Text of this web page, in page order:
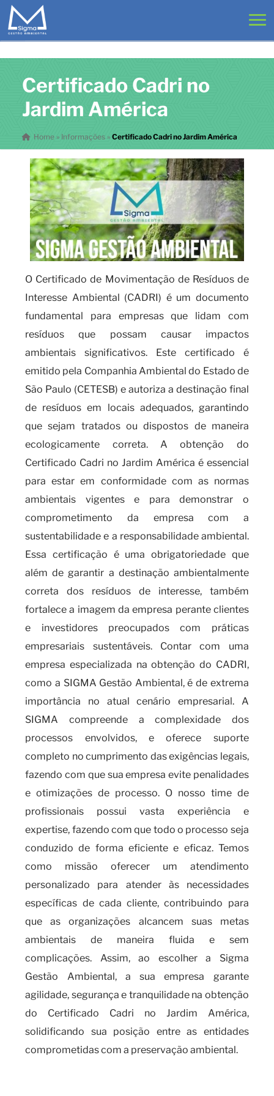
Certificado Cadri no
Jardim América
Home» Informações » Certificado Cadri no Jardim América
O Certificado de Movimentação de Resíduos de
Interesse Ambiental (CADRI) é um documento
fundamental para empresas que lidam com
resíduos que possam causar impactos
ambientais significativos. Este certificado é
emitido pela Companhia Ambiental do Estado de
São Paulo (CETESB) e autoriza a destinação final
de resíduos em locais adequados, garantindo
que sejam tratados ou dispostos de maneira
ecologicamente correta. A obtenção do
Certificado Cadri no Jardim América é essencial
para estar em conformidade com as normas
ambientais vigentes e para demonstrar o
comprometimento da empresa com a
sustentabilidade e a responsabilidade ambiental.
Essa certificação é uma obrigatoriedade que
além de garantir a destinação ambientalmente
correta dos resíduos de interesse, também
fortalece a imagem da empresa perante clientes
e investidores preocupados com práticas
empresariais sustentáveis. Contar com uma
empresa especializada na obtenção do CADRI,
como a SIGMA Gestão Ambiental, é de extrema
importância no atual cenário empresarial. A
SIGMA compreende a complexidade dos
processos envolvidos, e oferece suporte
completo no cumprimento das exigências legais,
fazendo com que sua empresa evite penalidades
e otimizações de processo. O nosso time de
profissionais possui vasta experiência e
expertise, fazendo com que todo o processo seja
conduzido de forma eficiente e eficaz. Temos
como missão oferecer um atendimento
personalizado para atender às necessidades
específicas de cada cliente, contribuindo para
que as organizações alcancem suas metas
ambientais de maneira fluida e sem
complicações. Assim, ao escolher a Sigma
Gestão Ambiental, a sua empresa garante
agilidade, segurança e tranquilidade na obtenção
do Certificado Cadri no Jardim América,
solidificando sua posição entre as entidades
comprometidas com a preservação ambiental.